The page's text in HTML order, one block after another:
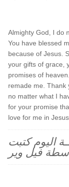
Almighty God, I do
You have blessed
because of Jesus.
your gifts of grace,
promises of
remade me. Thank
no matter what I
for your promise
love for me in
اليوم كتبت
فيل وير